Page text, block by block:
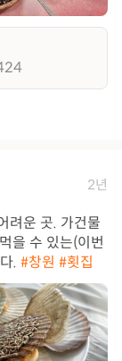
2년
려운 곳. 가건물
을 수 있는(이번
. #창원 #횟집